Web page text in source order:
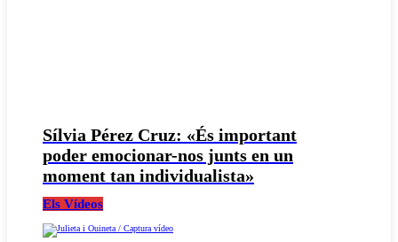
Sílvia Pérez Cruz: «És important
poder emocionar-nos junts en un
moment tan individualista»
Els Vídeos